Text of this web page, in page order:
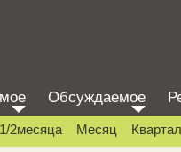
Обсуждаемое
1/2месяца Месяц Квартал